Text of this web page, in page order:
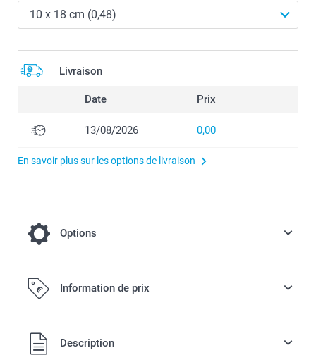
Livraison
Date Prix
13/08/2026 0,00
En savoir plus sur les options de livraison
Options
Effets de couleur
Offert
Information de prix
Description